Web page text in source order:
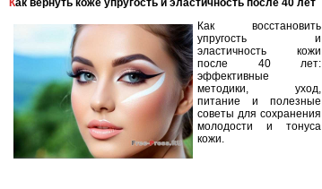
Как вернуть коже упругость и эластичность после 40 лет
Как восстановить
упругость и
эластичность кожи
после 40 лет:
эффективные
методики, уход,
питание и полезные
советы для сохранения
молодости и тонуса
кожи.